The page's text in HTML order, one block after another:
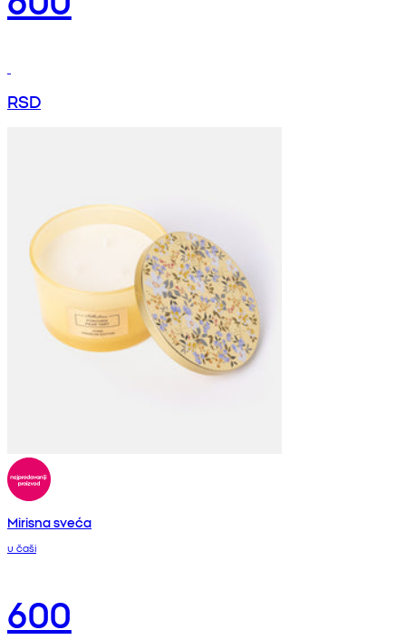
RSD
Mirisna sveća
u čaši
600